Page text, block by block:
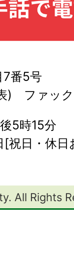
7番5号
) ファッ
5時15分
祝日・休
All Rights